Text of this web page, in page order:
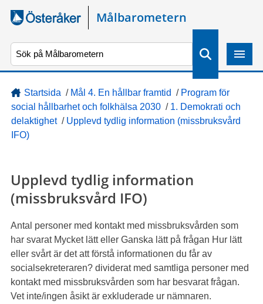
Gå direkt till sidans innehåll
Målbarometern
Startsida / Mål 4. En hållbar framtid / Program för
social hållbarhet och folkhälsa 2030 / 1. Demokrati och
delaktighet / Upplevd tydlig information (missbruksvård
IFO)
Upplevd tydlig information
(missbruksvård IFO)
Antal personer med kontakt med missbruksvården som
har svarat Mycket lätt eller Ganska lätt på frågan Hur lätt
eller svårt är det att förstå informationen du får av
socialsekreteraren? dividerat med samtliga personer med
kontakt med missbruksvården som har besvarat frågan.
Vet inte/ingen åsikt är exkluderade ur nämnaren.